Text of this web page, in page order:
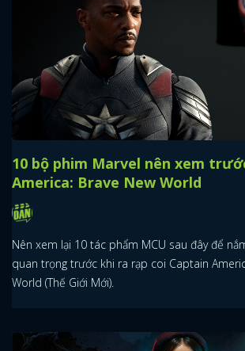
10 bộ phim Marvel nên xem
America: Brave New World
Nên xem lại 10 tác phẩm MCU sau đây để
quan trọng trước khi ra rạp coi Captain
World (Thế Giới Mới).